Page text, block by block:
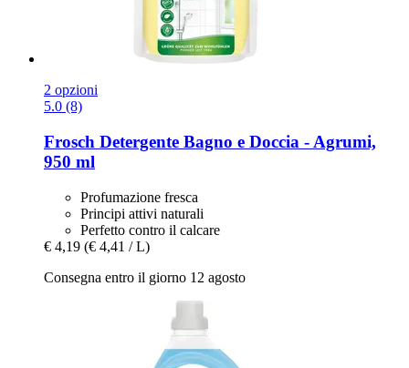
2 opzioni
5.0 (8)
Frosch Detergente Bagno e Doccia -​ Agrumi,
950 ml
Profumazione fresca
Principi attivi naturali
Perfetto contro il calcare
€ 4,19 (€ 4,41 / L)
Consegna entro il giorno 12 agosto